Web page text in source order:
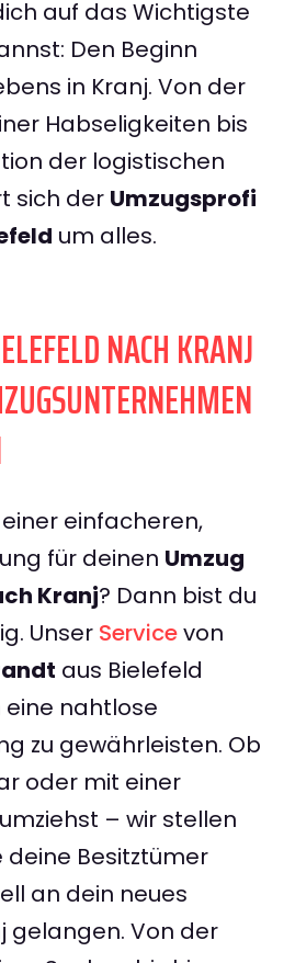
auf das Wichtigste
Den Beginn
in Kranj. Von der
Habseligkeiten bis
der logistischen
sich der Umzugsprofi
um alles.
NACH KRANJ
einfacheren,
für deinen Umzug
Kranj? Dann bist du
Unser Servicevon
aus Bielefeld
nahtlose
zu gewährleisten. Ob
oder mit einer
– wir stellen
deine Besitztümer
an dein neues
gelangen. Von der